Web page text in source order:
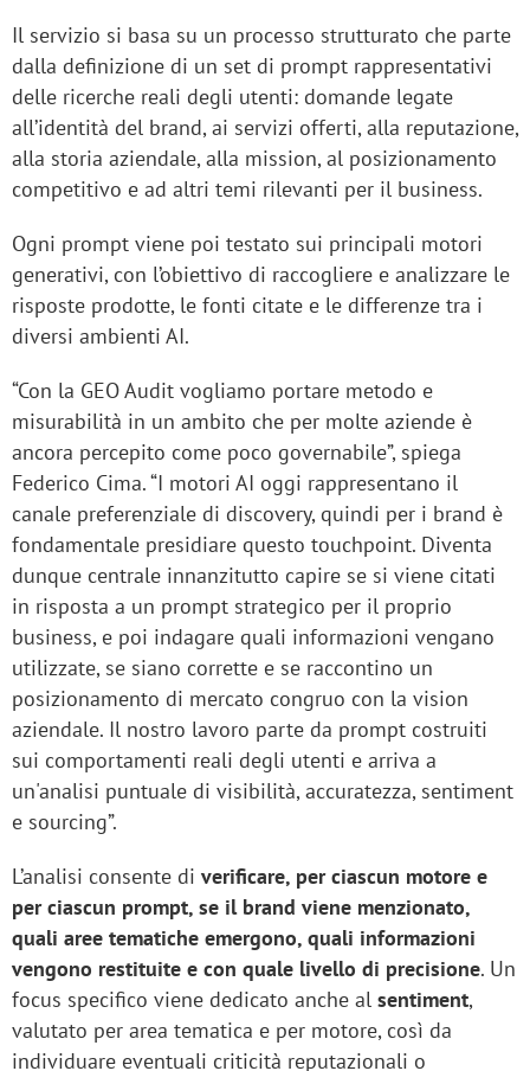
Il servizio si basa su un processo strutturato che parte
dalla definizione di un set di prompt rappresentativi
delle ricerche reali degli utenti: domande legate
all’identità del brand, ai servizi offerti, alla reputazione,
alla storia aziendale, alla mission, al posizionamento
competitivo e ad altri temi rilevanti per il business.
Ogni prompt viene poi testato sui principali motori
generativi, con l’obiettivo di raccogliere e analizzare le
risposte prodotte, le fonti citate e le differenze tra i
diversi ambienti AI.
“Con la GEO Audit vogliamo portare metodo e
misurabilità in un ambito che per molte aziende è
ancora percepito come poco governabile”, spiega
Federico Cima. “I motori AI oggi rappresentano il
canale preferenziale di discovery, quindi per i brand è
fondamentale presidiare questo touchpoint. Diventa
dunque centrale innanzitutto capire se si viene citati
in risposta a un prompt strategico per il proprio
business, e poi indagare quali informazioni vengano
utilizzate, se siano corrette e se raccontino un
posizionamento di mercato congruo con la vision
aziendale. Il nostro lavoro parte da prompt costruiti
sui comportamenti reali degli utenti e arriva a
un'analisi puntuale di visibilità, accuratezza, sentiment
e sourcing”.
L’analisi consente di verificare, per ciascun motore e
per ciascun prompt, se il brand viene menzionato,
quali aree tematiche emergono, quali informazioni
vengono restituite e con quale livello di precisione. Un
focus specifico viene dedicato anche al sentiment,
valutato per area tematica e per motore, così da
individuare eventuali criticità reputazionali o